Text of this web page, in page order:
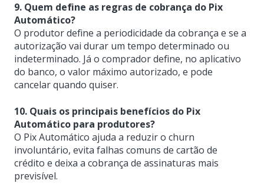
9. Quem define as regras de cobrança do Pix
Automático?
O produtor define a periodicidade da cobrança e se a
autorização vai durar um tempo determinado ou
indeterminado. Já o comprador define, no aplicativo
do banco, o valor máximo autorizado, e pode
cancelar quando quiser.
10. Quais os principais benefícios do Pix
Automático para produtores?
O Pix Automático ajuda a reduzir o churn
involuntário, evita falhas comuns de cartão de
crédito e deixa a cobrança de assinaturas mais
previsível.